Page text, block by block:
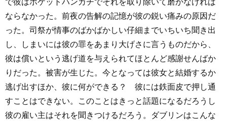
ならなかった。前夜の告解の記憶が彼の鋭い痛みの原因だ
った。司祭が情事のばかばかしい仔細までいちいち聞き出
し、しまいには彼の罪をあまり大げさに言うものだから、
彼は償いという逃げ道を与えられてほとんど感謝せんばか
りだった。被害が生じた。今となっては彼女と結婚するか
逃げ出すほか、彼に何ができる？ 彼には鉄面皮で押し通
すことはできない。このことはきっと話題になるだろうし
彼の雇い主はそれを聞きつけるだろう。ダブリンはこんな